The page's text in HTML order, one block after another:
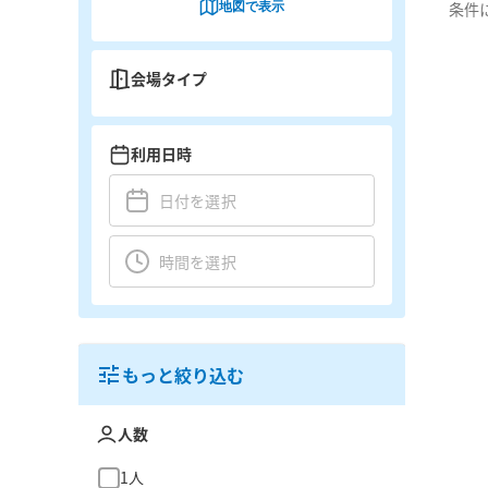
条件
地図で表示
会場タイプ
利用日時
もっと絞り込む
人数
1人